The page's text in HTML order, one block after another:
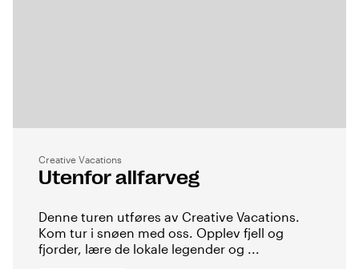
Creative Vacations
Utenfor allfarveg
Denne turen utføres av Creative Vacations.
Kom tur i snøen med oss. Opplev fjell og
fjorder, lære de lokale legender og ...